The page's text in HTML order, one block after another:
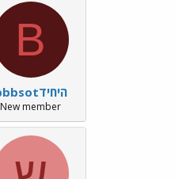
B
bbbsotהיחיד
New member